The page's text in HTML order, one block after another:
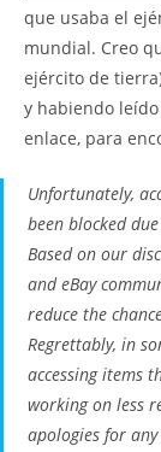
que usaba el
mundial. Creo
ejército de
y habiendo leído
enlace, para
Unfortunately,
been blocked
Based on our
and eBay
reduce the
Regrettably, in
accessing items
working on less
apologies for